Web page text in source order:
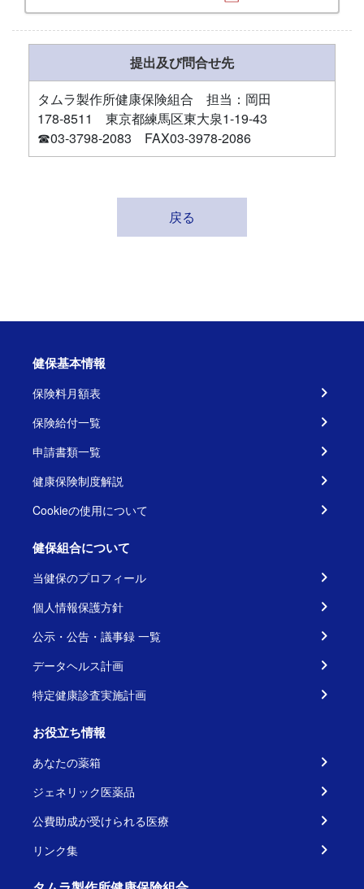
提出及び問合せ先
タムラ製作所健康保険組合 担当：岡田
178-8511 東京都練馬区東大泉1-19-43
☎03-3798-2083 FAX03-3978-2086
戻る
健保基本情報
保険料月額表
保険給付一覧
申請書類一覧
健康保険制度解説
Cookieの使用について
健保組合について
当健保のプロフィール
個人情報保護方針
公示・公告・議事録 一覧
データヘルス計画
特定健康診査実施計画
お役立ち情報
あなたの薬箱
ジェネリック医薬品
公費助成が受けられる医療
リンク集